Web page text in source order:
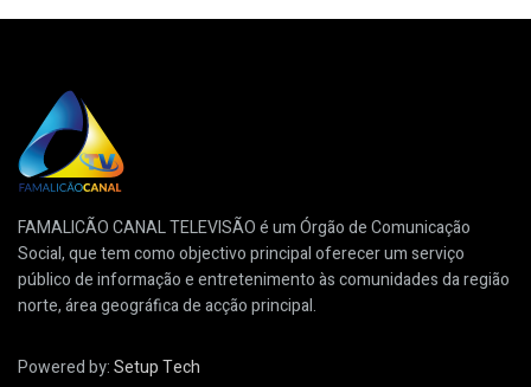
FAMALICÃO CANAL TELEVISÃO é um Órgão de Comunicação
Social, que tem como objectivo principal oferecer um serviço
público de informação e entretenimento às comunidades da região
norte, área geográfica de acção principal.
Powered by:Setup Tech